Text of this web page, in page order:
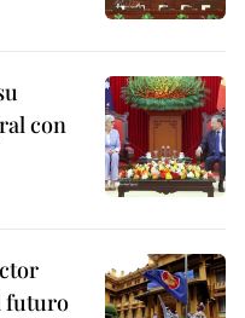
con
futuro